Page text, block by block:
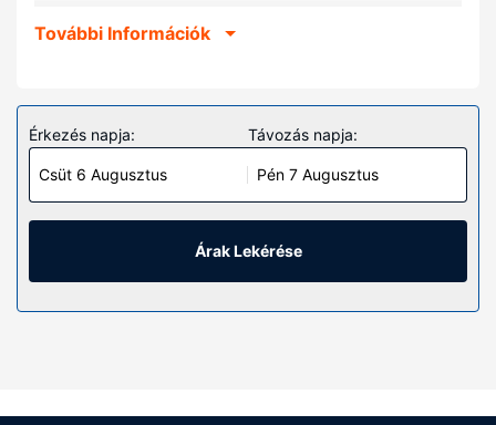
templom, ill. 7,1 km-re Kamphaeng Phet Rajabhat Egyetem
Helyezze magát kényelembe a(z) 10 légkondicionált
szoba egyikében, melyekben hűtőszekrény és
síkképernyős televízió is található. A szobákhoz egy privát
erkély tartozik. Ingyenes vezeték nélküli internet-
hozzáférés és a televíziókon nézhető kábelcsatornák
kínálata mind a vendégek kikapcsolódását szolgálja.
masszázs, vagy vegye igénybe a helyszíni szabadidős
További Információk
Érkezés napja:
Csüt 6 Augusztus
Távozás napja:
Pén 7 Augusztus
Árak Lekérése